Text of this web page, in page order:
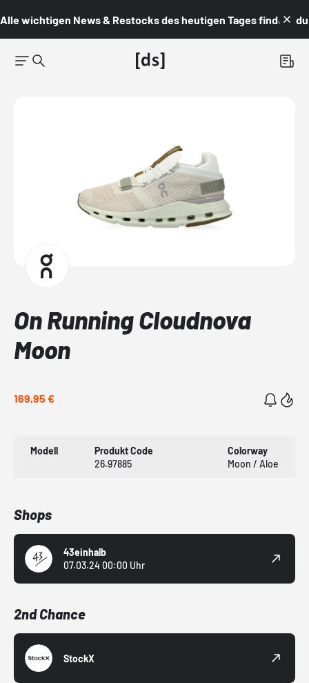
Alle wichtigen News & Restocks des heutigen Tages findest du
On Running Cloudnova
Moon
169,95 €
Modell
Produkt Code
26.97885
Colorway
Moon / Aloe
Shops
43einhalb
07.03.24 00:00 Uhr
2nd Chance
StockX